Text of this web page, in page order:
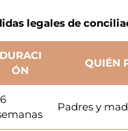
legales de
DURACI
ÓN
QUIÉN
Padres y